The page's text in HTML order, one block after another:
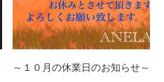
～１０月の休業日のお知らせ～